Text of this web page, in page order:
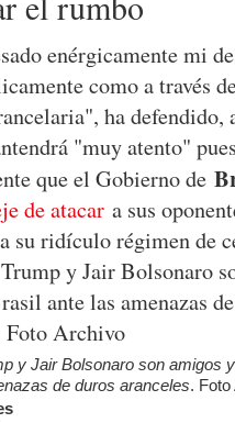
enérgicamente mi
como a través
ha defendido,
"muy atento"
que el Gobierno de
de atacar a sus
su ridículo régimen de
y Jair Bolsonaro son amigos
de duros aranceles.